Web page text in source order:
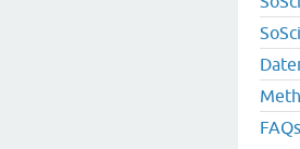
FAQs